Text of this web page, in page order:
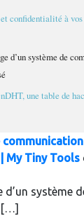
confidentialité à
d’un système de
une table de
My Tiny Tools
d’un système
[…]